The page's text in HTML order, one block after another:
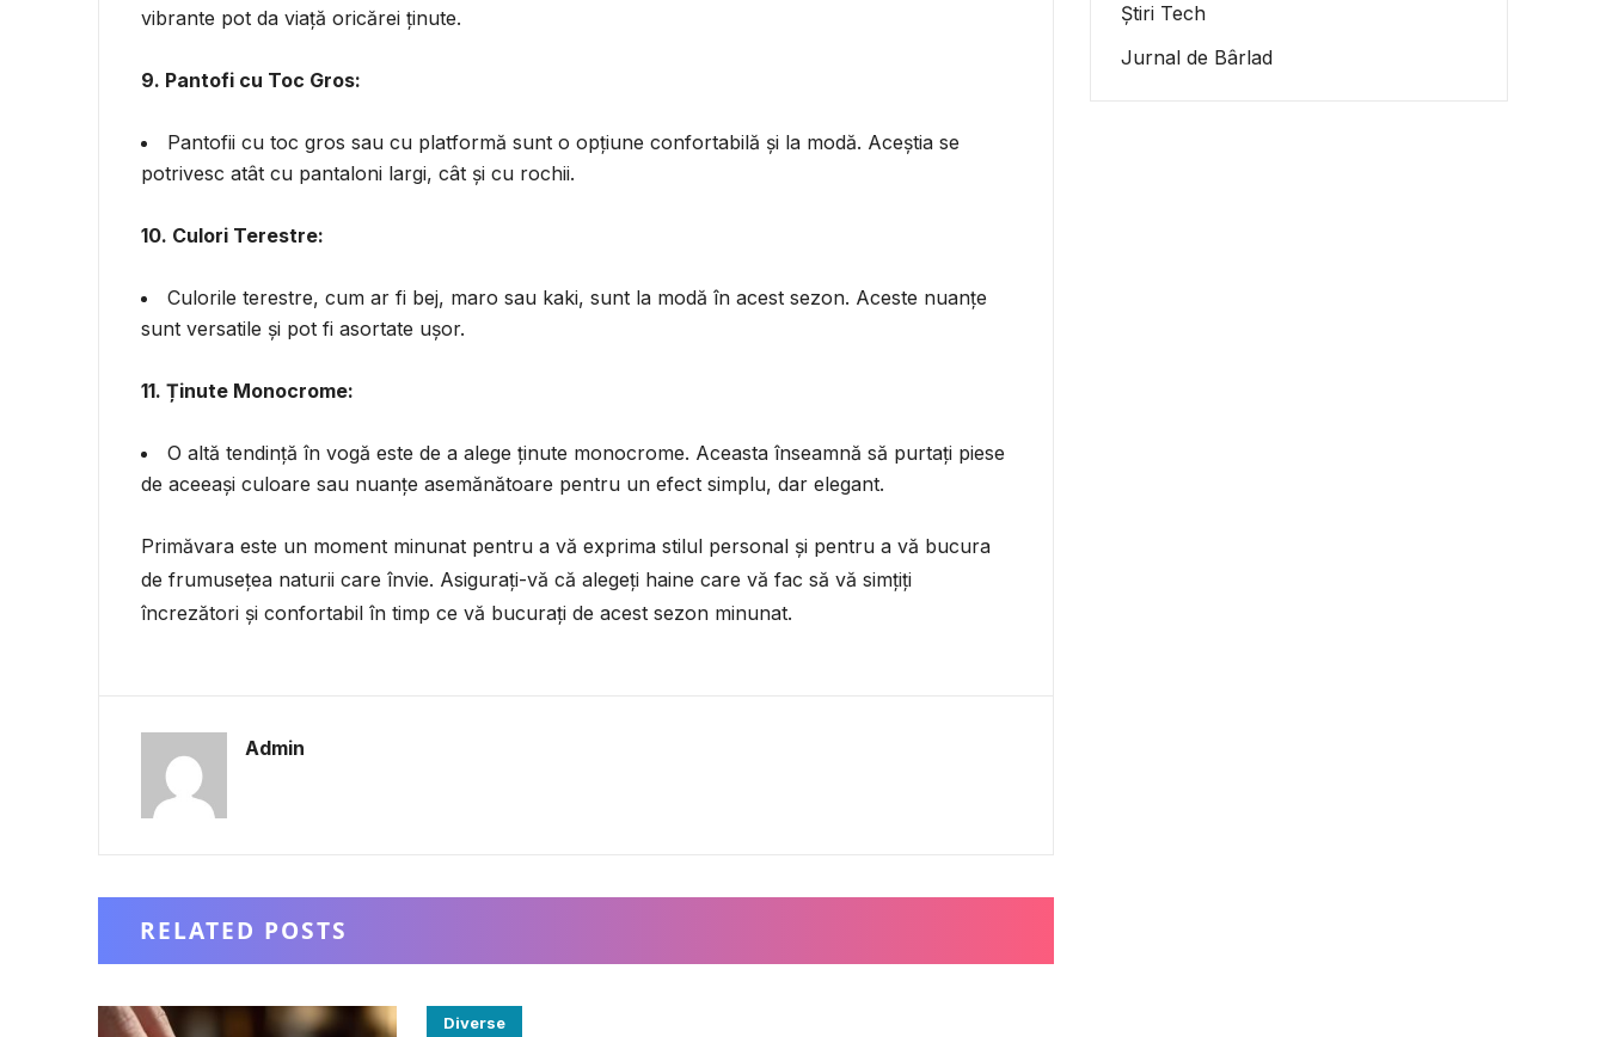
vibrante pot da viață oricărei ținute.
9. Pantofi cu Toc Gros:
Pantofii cu toc gros sau cu platformă sunt o opțiune confortabilă și la modă. Aceștia se
potrivesc atât cu pantaloni largi, cât și cu rochii.
10. Culori Terestre:
Culorile terestre, cum ar fi bej, maro sau kaki, sunt la modă în acest sezon. Aceste nuanțe
sunt versatile și pot fi asortate ușor.
11. Ținute Monocrome:
O altă tendință în vogă este de a alege ținute monocrome. Aceasta înseamnă să purtați piese
de aceeași culoare sau nuanțe asemănătoare pentru un efect simplu, dar elegant.
Primăvara este un moment minunat pentru a vă exprima stilul personal și pentru a vă bucura
de frumusețea naturii care învie. Asigurați-vă că alegeți haine care vă fac să vă simțiți
încrezători și confortabil în timp ce vă bucurați de acest sezon minunat.
Admin
RELATED POSTS
Diverse
Știri Tech
Jurnal de Bârlad